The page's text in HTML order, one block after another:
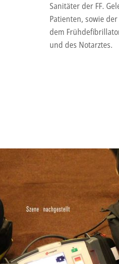
Sanitäter der FF.
Patienten, sowie
dem
und des Notarztes.